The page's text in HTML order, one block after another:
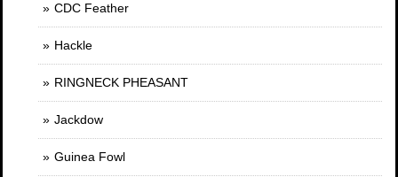
CDC Feather
Hackle
RINGNECK PHEASANT
Jackdow
Guinea Fowl